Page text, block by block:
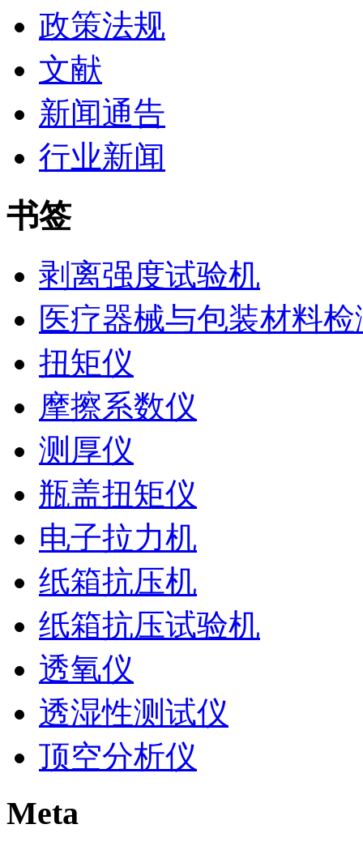
政策法规
文献
新闻通告
行业新闻
书签
剥离强度试验机
医疗器械与包装材料检
扭矩仪
摩擦系数仪
测厚仪
瓶盖扭矩仪
电子拉力机
纸箱抗压机
纸箱抗压试验机
透氧仪
透湿性测试仪
顶空分析仪
Meta